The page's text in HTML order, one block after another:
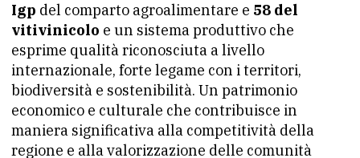
Igp del comparto agroalimentare e 58 del
vitivinicolo e un sistema produttivo che
esprime qualità riconosciuta a livello
internazionale, forte legame con i territori,
biodiversità e sostenibilità. Un patrimonio
economico e culturale che contribuisce in
maniera significativa alla competitività della
regione e alla valorizzazione delle comunità